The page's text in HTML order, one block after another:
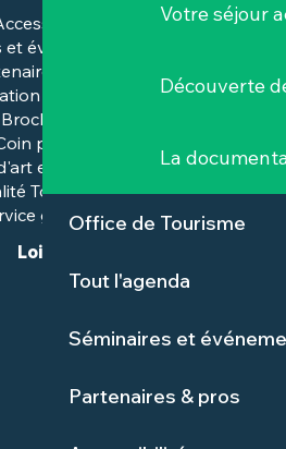
Votre séjour
Découverte
La
Office de Tourisme
Tout l'agenda
Séminaires et
Partenaires & pros
et événements pros
& pros
de salles
Brochures
presse
et d'histoire
Tourisme™
groupes
Loire-Atlantique